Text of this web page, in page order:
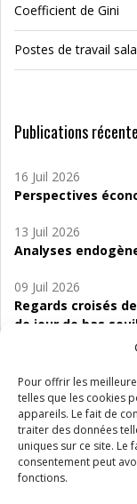
Pour offrir les
telles que les cookies
appareils. Le fait de
traiter des données
uniques sur ce site. Le
consentement peut
fonctions.
Coefficient de Gini
Postes de travail
Publications
16 Juil 2026
Perspectives
13 Juil 2026
Analyses
09 Juil 2026
Regards croisés
de jour de bas
06 Juil 2026
Étude
01 Juil 2026
Pénurie du